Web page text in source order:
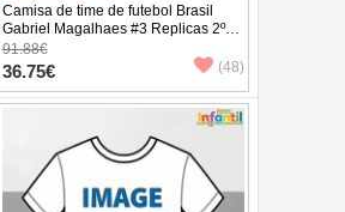
Camisa de time de futebol Brasil
Gabriel Magalhaes #3 Replicas 2º
Equipamento Infantil Mundo 2026
Manga Curta (+ Calças curtas)
91.88€
36.75€ (48)